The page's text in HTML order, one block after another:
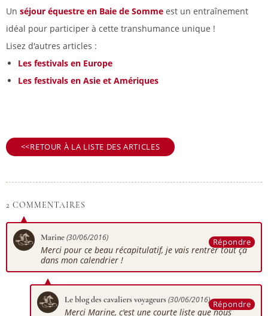
Un séjour équestre en Baie de Somme est un entraînement
idéal pour participer à cette transhumance unique !
Lisez d'autres articles :
Les festivals en Europe
Les festivals en Asie et Amériques
RETOUR À LA LISTE DES ARTICLES
2 COMMENTAIRES
Marine(30/06/2016) Répondre
Merci pour ce beau récapitulatif, je vais rentrer tout ça
dans mon calendrier !
Le blog des cavaliers voyageurs (30/06/2016) Répondre
Merci Marine, c'est une courte liste que nous